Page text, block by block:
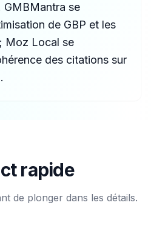
GMBMantra se
de GBP et les
Moz Local se
des citations sur
rapide
de plonger dans les détails.